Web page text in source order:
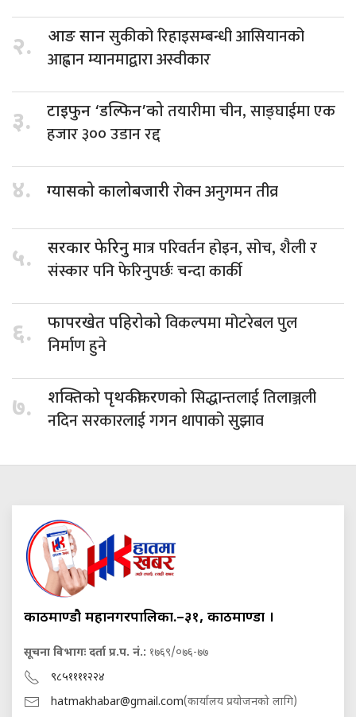
२. आङ सानसुकीको रिहाइसम्बन्धी आसियानको
आह्वान म्यानमाद्वारा अस्वीकार
३. टाइफुन ‘डल्फिन’कोतयारीमा चीन, साङ्घाईमा एक
हजार ३०० उडान रद्द
४. ग्यासको कालोबजारीरोक्न अनुगमन तीव्र
५. सरकार फेरिनुमात्र परिवर्तन होइन, सोच, शैली र
संस्कार पनि फेरिनुपर्छः चन्दा कार्की
६. फापरखेत पहिरोकोविकल्पमा मोटरेबल पुल
निर्माण हुने
७. शक्तिको पृथकीकरणकोसिद्धान्तलाई तिलाञ्जली
नदिन सरकारलाई गगन थापाको सुझाव
काठमाण्डौ महानगरपालिका.–३१, काठमाण्डौं ।
सूचना विभागः दर्ता प्र.प. नं.: १७६९/०७६-७७
९८५११११२२४
hatmakhabar@gmail.com(कार्यालय प्रयोजनको लागि)